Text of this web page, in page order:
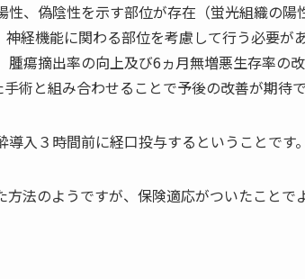
性、偽陰性を示す部位が存在（蛍光組織の
経機能に関わる部位を考慮して行う必要が
瘍摘出率の向上及び6ヵ月無増悪生存率の改
術と組み合わせることで予後の改善が期待で
入３時間前に経口投与するということです。
方法のようですが、保険適応がついたこと